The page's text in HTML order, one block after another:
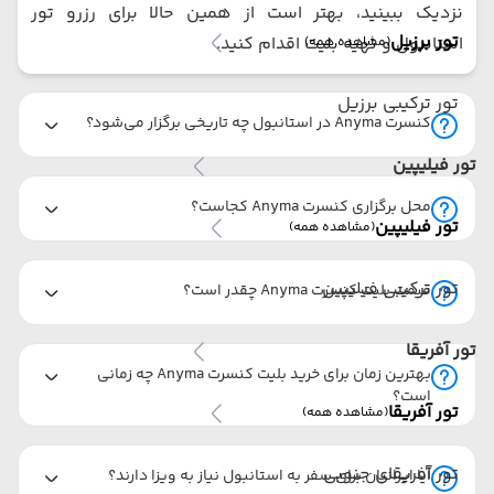
تور برزیل(مشاهده همه)
تور ترکیبی برزیل
تور فیلیپین
تور فیلیپین(مشاهده همه)
تور ترکیبی فیلیپین
تور آفریقا
تور آفریقا(مشاهده همه)
تور آفریقای جنوبی
نزدیک ببینید، بهتر است از همین حالا برای رزرو تور
استانبول و تهیه بلیت اقدام کنید.
کنسرت Anyma در استانبول چه تاریخی برگزار می‌شود؟
محل برگزاری کنسرت Anyma کجاست؟
قیمت بلیت کنسرت Anyma چقدر است؟
بهترین زمان برای خرید بلیت کنسرت Anyma چه زمانی
است؟
آیا ایرانیان برای سفر به استانبول نیاز به ویزا دارند؟